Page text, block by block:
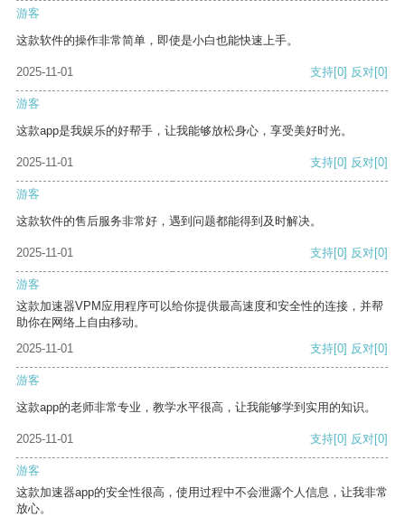
游客
这款软件的操作非常简单，即使是小白也能快速上手。
2025-11-01 支持[0] 反对[0]
游客
这款app是我娱乐的好帮手，让我能够放松身心，享受美好时光。
2025-11-01 支持[0] 反对[0]
游客
这款软件的售后服务非常好，遇到问题都能得到及时解决。
2025-11-01 支持[0] 反对[0]
游客
这款加速器VPM应用程序可以给你提供最高速度和安全性的连接，并帮
助你在网络上自由移动。
2025-11-01
支持[0] 反对[0]
游客
这款app的老师非常专业，教学水平很高，让我能够学到实用的知识。
2025-11-01 支持[0] 反对[0]
游客
这款加速器app的安全性很高，使用过程中不会泄露个人信息，让我非常
放心。